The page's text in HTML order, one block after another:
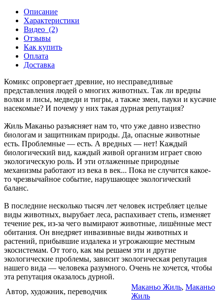
Описание
Характеристики
Видео (2)
Отзывы
Как купить
Оплата
Доставка
Комикс опровергает древние, но несправедливые
представления людей о многих животных. Так ли вредны
волки и лисы, медведи и тигры, а также змеи, пауки и кусачие
насекомые? И почему у них такая дурная репутация?
Жиль Маканьо разъясняет нам то, что уже давно известно
биологам и защитникам природы. Да, опасные животные
есть. Проблемные — есть. А вредных — нет! Каждый
биологический вид, каждый живой организм играет свою
экологическую роль. И эти отлаженные природные
механизмы работают из века в век... Пока не случится какое-
то чрезвычайное событие, нарушающее экологический
баланс.
В последние несколько тысяч лет человек истребляет целые
виды животных, вырубает леса, распахивает степь, изменяет
течение рек, из-за чего вымирают животные, лишённые мест
обитания. Он внедряет инвазивные виды животных и
растений, прибывшие издалека и угрожающие местным
экосистемам. От того, как мы решаем эти и другие
экологические проблемы, зависит экологическая репутация
нашего вида — человека разумного. Очень не хочется, чтобы
эта репутация оказалось дурной.
Автор, художник, переводчик
Маканьо Жиль, Маканьо
Жиль